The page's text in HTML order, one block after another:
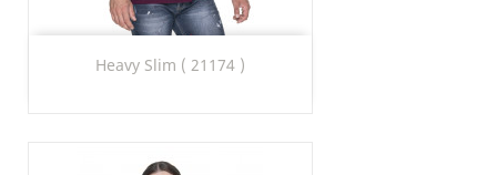
Heavy Slim ( 21174 )